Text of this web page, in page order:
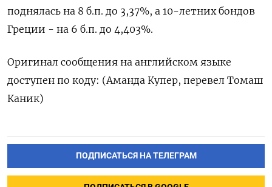
поднялась на 8 б.п. до 3,37%, а 10-летних бондов
Греции - на 6 б.п. до 4,403%.
Оригинал сообщения на английском языке
доступен по коду: (Аманда Купер, перевел Томаш
Каник)
ПОДПИСАТЬСЯ НА ТЕЛЕГРАМ